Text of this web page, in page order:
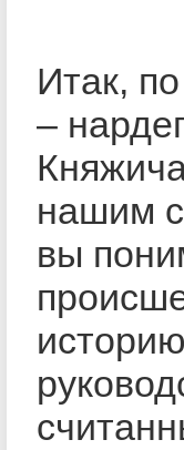
Итак,
–
нашим
вы